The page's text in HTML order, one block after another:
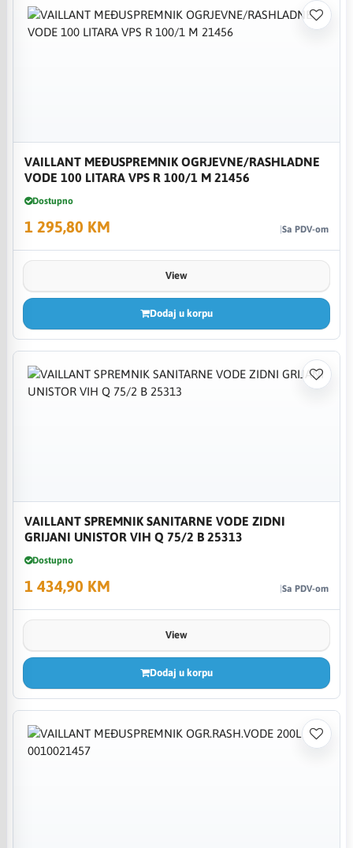
VAILLANT MEĐUSPREMNIK OGRJEVNE/RASHLADNE
VODE 100 LITARA VPS R 100/1 M 21456
Dostupno
1 295,80 KM Sa PDV-om
View
Dodaj u korpu
VAILLANT SPREMNIK SANITARNE VODE ZIDNI
GRIJANI UNISTOR VIH Q 75/2 B 25313
Dostupno
1 434,90 KM Sa PDV-om
View
Dodaj u korpu